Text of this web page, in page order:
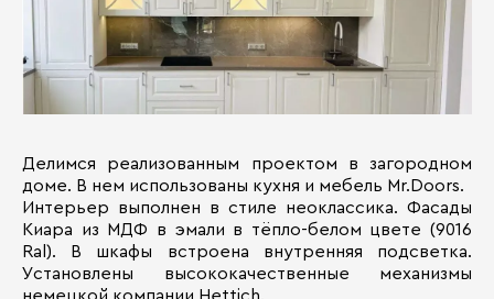
Делимся реализованным проектом в загородном
доме. В нем использованы кухня и мебель Mr.Doors.
Интерьер выполнен в стиле неоклассика. Фасады
Киара из МДФ в эмали в тёпло-белом цвете (9016
Ral). В шкафы встроена внутренняя подсветка.
Установлены высококачественные механизмы